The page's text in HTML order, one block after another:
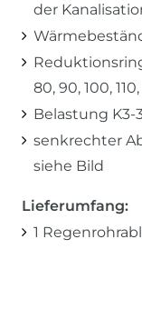
der
80, 90, 100,
Belastung K3-
senkrechter
siehe Bild
Lieferumfang:
1